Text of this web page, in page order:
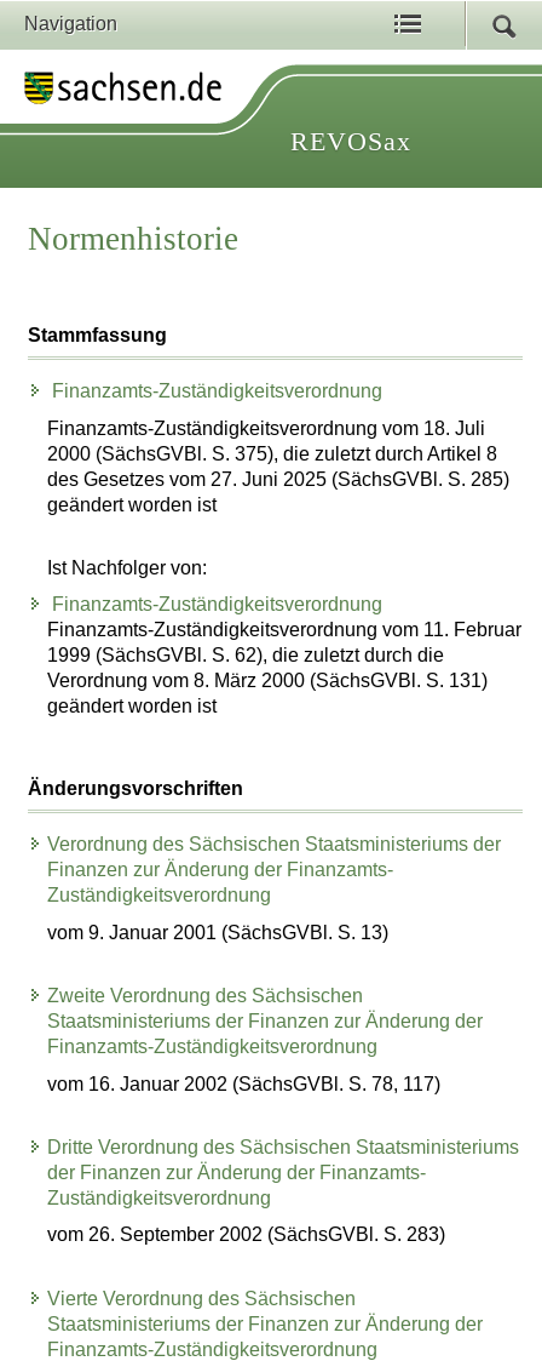
Navigation
REVOSax
Normenhistorie
Stammfassung
Finanzamts-Zuständigkeitsverordnung
Finanzamts-Zuständigkeitsverordnung vom 18. Juli
2000 (SächsGVBl. S. 375), die zuletzt durch Artikel 8
des Gesetzes vom 27. Juni 2025 (SächsGVBl. S. 285)
geändert worden ist
Ist Nachfolger von:
Finanzamts-Zuständigkeitsverordnung
Finanzamts-Zuständigkeitsverordnung vom 11. Februar
1999 (SächsGVBl. S. 62), die zuletzt durch die
Verordnung vom 8. März 2000 (SächsGVBl. S. 131)
geändert worden ist
Änderungsvorschriften
Verordnung des Sächsischen Staatsministeriums der
Finanzen zur Änderung der Finanzamts-
Zuständigkeitsverordnung
vom 9. Januar 2001 (SächsGVBl. S. 13)
Zweite Verordnung des Sächsischen
Staatsministeriums der Finanzen zur Änderung der
Finanzamts-Zuständigkeitsverordnung
vom 16. Januar 2002 (SächsGVBl. S. 78, 117)
Dritte Verordnung des Sächsischen Staatsministeriums
der Finanzen zur Änderung der Finanzamts-
Zuständigkeitsverordnung
vom 26. September 2002 (SächsGVBl. S. 283)
Vierte Verordnung des Sächsischen
Staatsministeriums der Finanzen zur Änderung der
Finanzamts-Zuständigkeitsverordnung